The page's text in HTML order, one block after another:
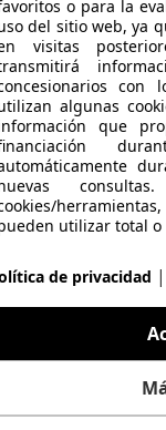
Isofix, Cierre
A MIL
MADRID
Polo
BlueMotion Tech
o para la
del sitio web, ya
visitas
con
algunas
que
utilizar total
de privacidad |